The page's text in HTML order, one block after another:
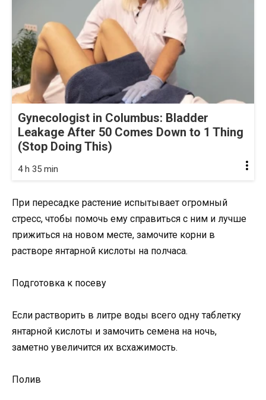
Gynecologist in Columbus: Bladder
Leakage After 50 Comes Down to 1 Thing
(Stop Doing This)
4 h 35 min
При пересадке растение испытывает огромный
стресс, чтобы помочь ему справиться с ним и лучше
прижиться на новом месте, замочите корни в
растворе янтарной кислоты на полчаса.
Подготовка к посеву
Если растворить в литре воды всего одну таблетку
янтарной кислоты и замочить семена на ночь,
заметно увеличится их всхажимость.
Полив